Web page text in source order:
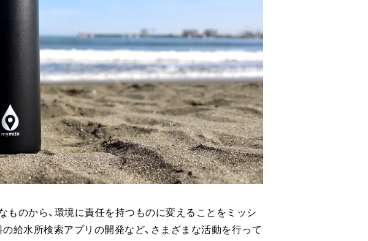
ものから、環境に責任を持つものに変えることをミッシ
給水所検索アプリの開発など、さまざまな活動を行って